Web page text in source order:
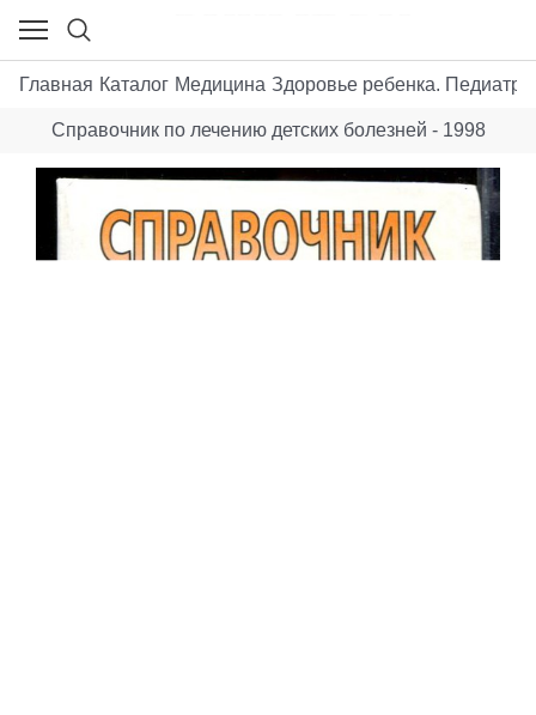
Главная Каталог Медицина Здоровье ребенка.
Справочник по лечению детских болезней - 1998